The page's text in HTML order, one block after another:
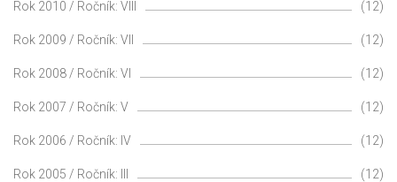
Rok 2010 / Ročník: VIII (12)
Rok 2009 / Ročník: VII (12)
Rok 2008 / Ročník: VI (12)
Rok 2007 / Ročník: V (12)
Rok 2006 / Ročník: IV (12)
Rok 2005 / Ročník: III (12)